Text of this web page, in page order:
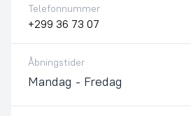
Telefonnummer
+299 36 73 07
Åbningstider
Mandag - Fredag